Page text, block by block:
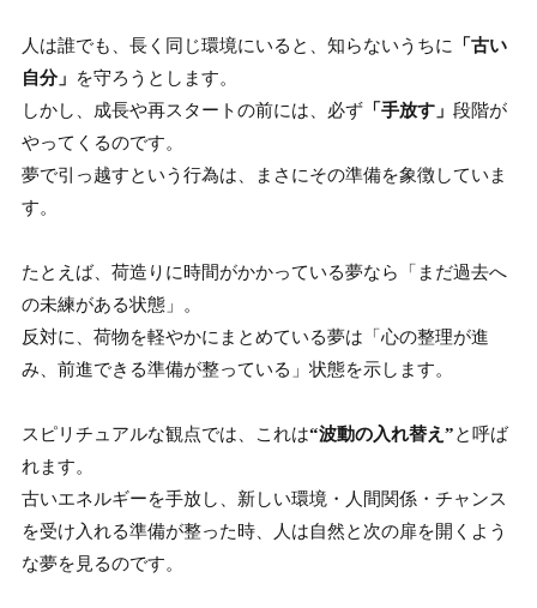
人は誰でも、長く同じ環境にいると、知らないうちに
「古い
自分」
を守ろうとします。
しかし、成長や再スタートの前には、必ず「手放す」 段階が
やってくるのです。
夢で引っ越すという行為は、まさにその準備を象徴していま
す。
たとえば、荷造りに時間がかかっている夢なら「まだ過去へ
の未練がある状態」。
反対に、荷物を軽やかにまとめている夢は「心の整理が進
み、前進できる準備が整っている」状態を示します。
スピリチュアルな観点では、これは“波動の入れ替え”と呼ば
れます。
古いエネルギーを手放し、新しい環境・人間関係・チャンス
を受け入れる準備が整った時、人は自然と次の扉を開くよう
な夢を見るのです。